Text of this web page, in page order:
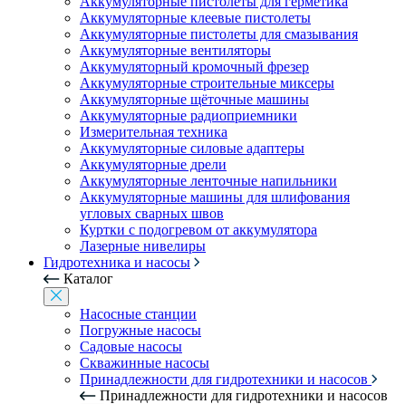
Аккумуляторные клеевые пистолеты
Аккумуляторные пистолеты для смазывания
Аккумуляторные вентиляторы
Аккумуляторный кромочный фрезер
Аккумуляторные строительные миксеры
Аккумуляторные щёточные машины
Аккумуляторные радиоприемники
Измерительная техника
Аккумуляторные силовые адаптеры
Аккумуляторные дрели
Аккумуляторные ленточные напильники
Аккумуляторные машины для шлифования
угловых сварных швов
Куртки с подогревом от аккумулятора
Лазерные нивелиры
Гидротехника и насосы
Каталог
Насосные станции
Погружные насосы
Садовые насосы
Скважинные насосы
Принадлежности для гидротехники и насосов
Принадлежности для гидротехники и насосов